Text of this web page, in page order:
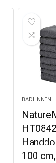
BADLINNEN
100